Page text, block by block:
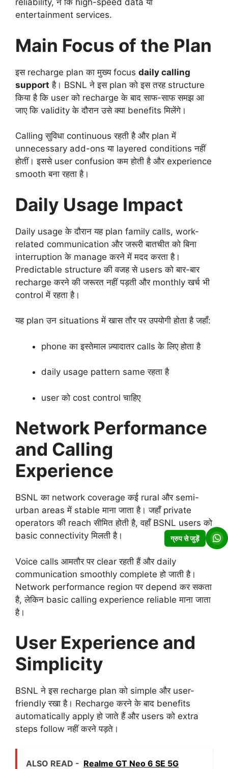
reliability, न कि high-speed data या
entertainment services.
Main Focus of the Plan
इस recharge plan का मुख्य focus daily calling
support है। BSNL ने इस plan को इस तरह structure
किया है कि user को recharge के बाद साफ-साफ समझ आ
जाए कि validity के दौरान उसे क्या benefits मिलेंगे।
Calling सुविधा continuous रहती है और plan में
unnecessary add-ons या layered conditions नहीं
होतीं। इससे user confusion कम होती है और experience
smooth बना रहता है।
Daily Usage Impact
Daily usage के दौरान यह plan family calls, work-
related communication और जरूरी बातचीत को बिना
interruption के manage करने में मदद करता है।
Predictable structure की वजह से users को बार-बार
recharge करने की जरूरत नहीं पड़ती और monthly खर्च भी
control में रहता है।
यह plan उन situations में खास तौर पर उपयोगी होता है जहाँ:
phone का इस्तेमाल ज़्यादातर calls के लिए होता है
daily usage pattern same रहता है
user को cost control चाहिए
Network Performance
and Calling
Experience
BSNL का network coverage कई rural और semi-
urban areas में stable माना जाता है। जहाँ private
operators की reach सीमित होती है, वहाँ BSNL users को
basic connectivity मिलती है।
Voice calls आमतौर पर clear रहती हैं और daily
communication smoothly complete हो जाती है।
Network performance region पर depend कर सकता
है, लेकिन basic calling experience reliable माना जाता
है।
User Experience and
Simplicity
BSNL ने इस recharge plan को simple और user-
friendly रखा है। Recharge करने के बाद benefits
automatically apply हो जाते हैं और users को extra
steps follow नहीं करने पड़ते।
ALSO READ - Realme GT Neo 6 SE 5G
ग्रुप से जुड़ें